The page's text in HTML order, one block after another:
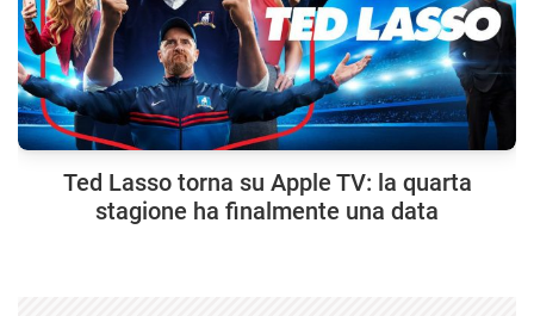
Ted Lasso torna su Apple TV: la quarta
stagione ha finalmente una data